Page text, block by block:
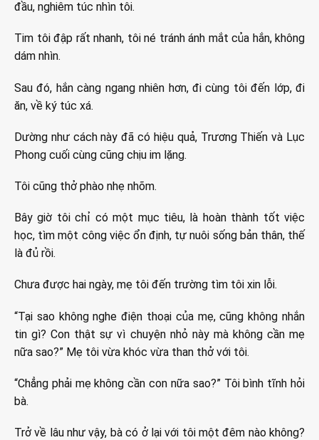
đầu, nghiêm túc nhìn tôi.
Tim tôi đập rất nhanh, tôi né tránh ánh mắt của hắn, không
dám nhìn.
Sau đó, hắn càng ngang nhiên hơn, đi cùng tôi đến lớp, đi
ăn, về ký túc xá.
Dường như cách này đã có hiệu quả, Trương Thiến và Lục
Phong cuối cùng cũng chịu im lặng.
Tôi cũng thở phào nhẹ nhõm.
Bây giờ tôi chỉ có một mục tiêu, là hoàn thành tốt việc
học, tìm một công việc ổn định, tự nuôi sống bản thân, thế
là đủ rồi.
Chưa được hai ngày, mẹ tôi đến trường tìm tôi xin lỗi.
“Tại sao không nghe điện thoại của mẹ, cũng không nhắn
tin gì? Con thật sự vì chuyện nhỏ này mà không cần mẹ
nữa sao?” Mẹ tôi vừa khóc vừa than thở với tôi.
“Chẳng phải mẹ không cần con nữa sao?” Tôi bình tĩnh hỏi
bà.
Trở về lâu như vậy, bà có ở lại với tôi một đêm nào không?